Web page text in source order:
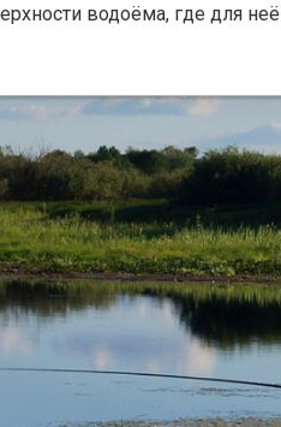
водоёма, где для